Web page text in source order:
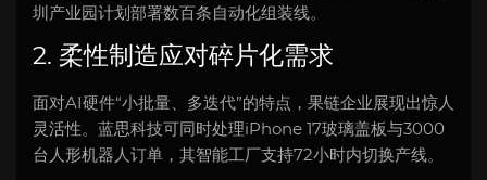
圳产业园计划部署数百条自动化组装线。
2. 柔性制造应对碎片化需求
面对AI硬件“小批量、多迭代”的特点，果链企业展现出惊人
灵活性。蓝思科技可同时处理iPhone 17玻璃盖板与3000
台人形机器人订单，其智能工厂支持72小时内切换产线。